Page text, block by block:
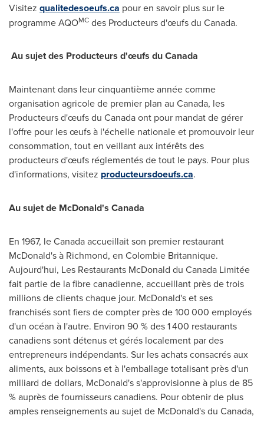
Visitez qualitedesoeufs.ca pour en savoir plus sur le
programme AQOMC des Producteurs d'œufs du Canada.
Au sujet des Producteurs d'œufs duCanada
Maintenant dans leur cinquantième année comme
organisation agricole de premier plan au Canada, les
Producteurs d'œufs du Canadaont pour mandat de gérer
l'offre pour les œufs à l'échelle nationale et promouvoir leur
consommation, tout en veillant aux intérêts des
producteurs d'œufs réglementés de tout le pays. Pour plus
d'informations, visitez producteursdoeufs.ca.
Au sujet de McDonald's Canada
En 1967, leCanadaaccueillait son premier restaurant
McDonald's à Richmond, en Colombie Britannique.
Aujourd'hui, Les Restaurants McDonald du Canada Limitée
fait partie de la fibre canadienne, accueillant près de trois
millions de clients chaque jour. McDonald's et ses
franchisés sont fiers de compter près de 100 000 employés
d'un océan à l'autre. Environ 90 % des 1 400 restaurants
canadiens sont détenus et gérés localement par des
entrepreneurs indépendants. Sur les achats consacrés aux
aliments, aux boissons et à l'emballage totalisant près d'un
milliard de dollars, McDonald's s'approvisionne à plus de 85
% auprès de fournisseurs canadiens. Pour obtenir de plus
amples renseignements au sujet de McDonald's du Canada,